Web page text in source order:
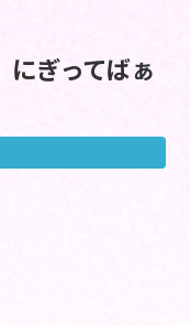
ぎってばぁ